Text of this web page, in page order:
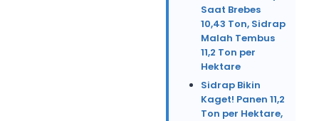
Saat Brebes
10,43 Ton, Sidrap
Malah Tembus
11,2 Ton per
Hektare
Sidrap Bikin
Kaget! Panen 11,2
Ton per Hektare,